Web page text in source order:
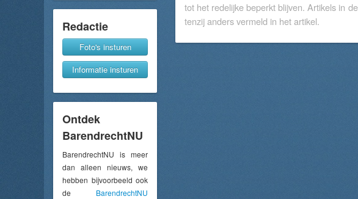
Redactie
Foto's insturen
Informatie insturen
Ontdek
BarendrechtNU
BarendrechtNU is meer
dan alleen nieuws, we
hebben bijvoorbeeld ook
de BarendrechtNU
tot het redelijke beperkt blijven. Artikels in
tenzij anders vermeld in het artikel.